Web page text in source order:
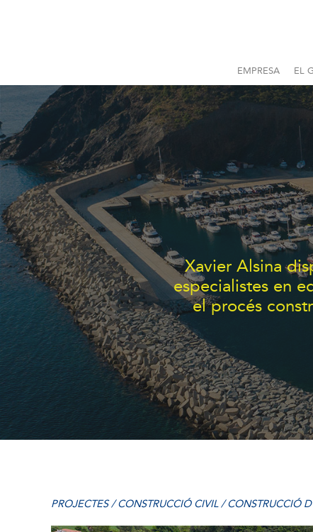
EMPRESA EL
Xavier Alsina
especialistes en
el procés
PROJECTES/CONSTRUCCIÓ CIVIL/ CONSTRUCCIÓ